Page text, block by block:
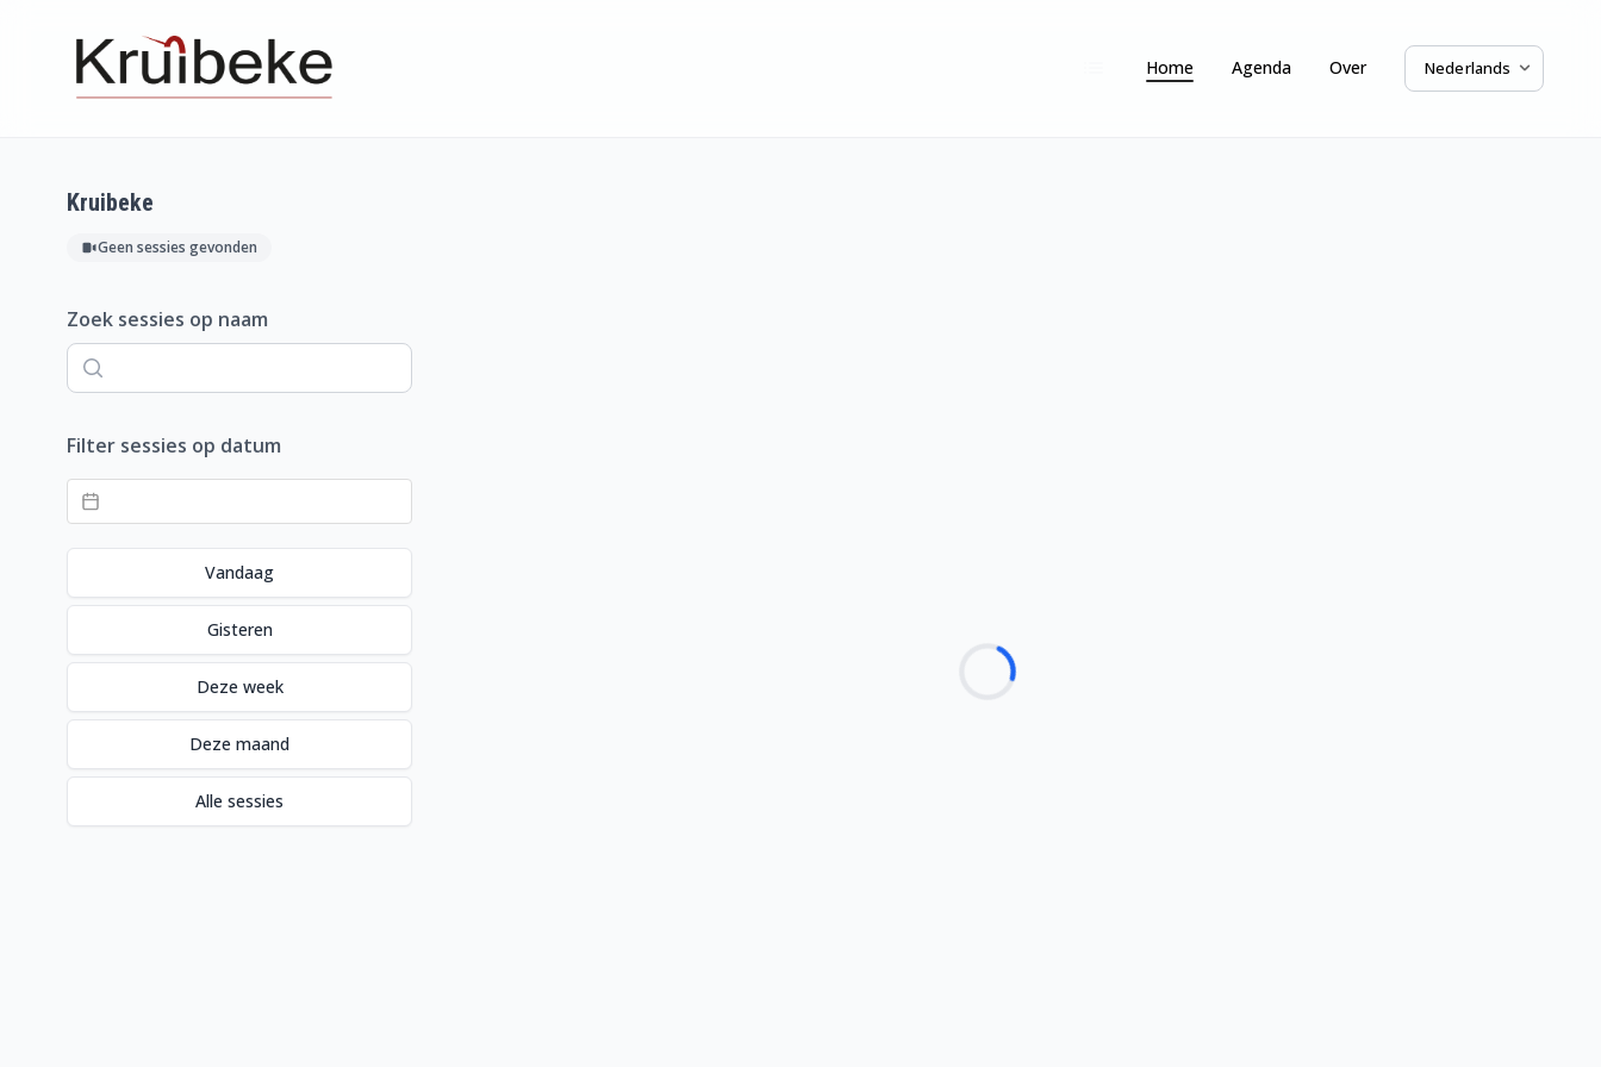
Home Agenda Over
Kruibeke
Geen sessies gevonden
Zoek sessies op naam
Filter sessies op datum
Vandaag
Gisteren
Deze week
Deze maand
Alle sessies